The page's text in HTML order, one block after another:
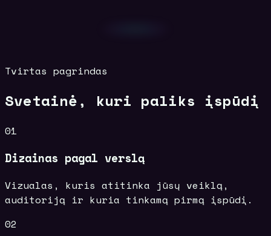
Tvirtas pagrindas
Svetainė, kuri paliks įspūdį
01
Dizainas pagal verslą
Vizualas, kuris atitinka jūsų veiklą,
auditoriją ir kuria tinkamą pirmą įspūdį.
02